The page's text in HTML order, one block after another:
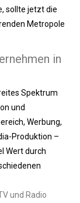
sollte jetzt die
Metropole
in
Spektrum
und
Werbung,
Produktion –
Wert durch
und Radio